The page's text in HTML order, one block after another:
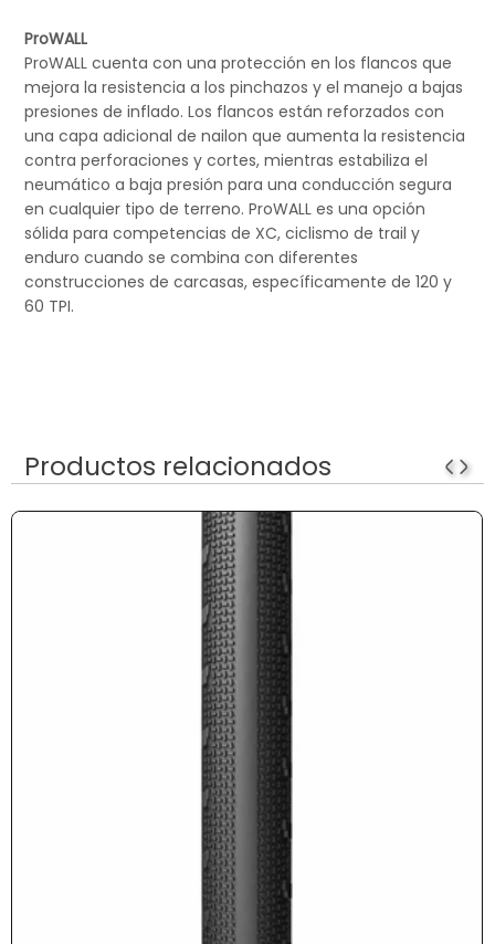
ProWALL
ProWALL cuenta con una protección en los flancos que
mejora la resistencia a los pinchazos y el manejo a bajas
presiones de inflado. Los flancos están reforzados con
una capa adicional de nailon que aumenta la resistencia
contra perforaciones y cortes, mientras estabiliza el
neumático a baja presión para una conducción segura
en cualquier tipo de terreno. ProWALL es una opción
sólida para competencias de XC, ciclismo de trail y
enduro cuando se combina con diferentes
construcciones de carcasas, específicamente de 120 y
60 TPI.
Productos relacionados